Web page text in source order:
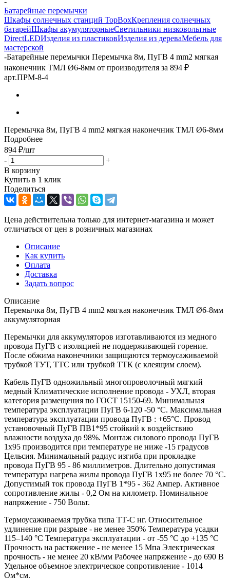
Батарейные перемычки
Шкафы солнечных станций TopBoxКрепления солнечных
батарейШкафы акумуляторныеСветильники низковольтные
DirectLEDИзделия из пластиковИзделия из дереваМебель для
мастерской
-Батарейные перемычки Перемычка 8м, ПуГВ 4 mm2 мягкая
наконечник ТМЛ Ø6-8мм от производителя за 894 ₽
арт.ПРМ-8-4
Перемычка 8м, ПуГВ 4 mm2 мягкая наконечник ТМЛ Ø6-8мм
Подробнее
894 ₽/шт
-
+
В корзину
Купить в 1 клик
Поделиться
Цена действительна только для интернет-магазина и может
отличаться от цен в розничных магазинах
Описание
Как купить
Оплата
Доставка
Задать вопрос
Описание
Перемычка 8м, ПуГВ 4 mm2 мягкая наконечник ТМЛ Ø6-8мм
аккумуляторная
Перемычки для аккумуляторов изготавливаются из медного
провода ПуГВ с изоляцией не поддерживающей горение.
После обжима наконечники защищаются термоусаживаемой
трубкой ТУТ, ТТС или трубкой ТТК (с клеящим слоем).
Кабель ПуГВ одножильный многопроволочный мягкий
медный Климатические исполнение провода - УХЛ, вторая
категория размещения по ГОСТ 15150-69. Минимальная
температура эксплуатации ПуГВ 6-120 -50 °С. Максимальная
температура эксплуатации провода ПуГВ : +65°С. Провод
установочный ПуГВ ПВ1*95 стойкий к воздействию
влажности воздуха до 98%. Монтаж силового провода ПуГВ
1х95 производится при температуре не ниже -15 градусов
Цельсия. Минимальный радиус изгиба при прокладке
провода ПуГВ 95 - 86 миллиметров. Длительно допустимая
температура нагрева жилы провода ПуГВ 1х95 не более 70 °С.
Допустимый ток провода ПуГВ 1*95 - 362 Ампер. Активное
сопротивление жилы - 0,2 Ом на километр. Номинальное
напряжение - 750 Вольт.
Термоусаживаемая трубка типа ТТ-С нг. Относительное
удлинение при разрыве - не менее 350% Температура усадки
115–140 °C Температура эксплуатации - от -55 °C до +135 °C
Прочность на растяжение - не менее 15 Мпа Электрическая
прочность - не менее 20 кВ/мм Рабочее напряжение - до 690 В
Удельное объемное электрическое сопротивление - 1014
Ом*см.